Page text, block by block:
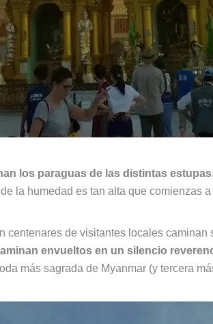
los paraguas de las distintas estupas
la humedad es tan alta que comienzas
de visitantes locales
envueltos en un silencio
más sagrada de Myanmar (y tercera